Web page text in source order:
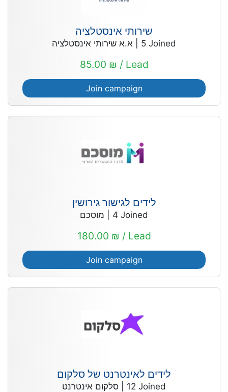
שירותי אינסטלציה
א.א שירותי אינסטלציה 5 Joined
85.00 ₪ / Lead
Join campaign
לידים לגישור גירושין
מוסכם 4 Joined
180.00 ₪ / Lead
Join campaign
לידים לאינטרנט של סלקום
סלקום אינטרנט 12 Joined